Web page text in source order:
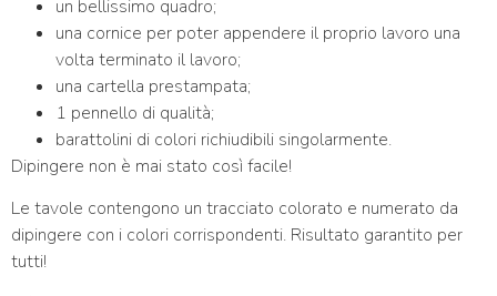
un bellissimo quadro;
una cornice per poter appendere il proprio lavoro una
volta terminato il lavoro;
una cartella prestampata;
1 pennello di qualità;
barattolini di colori richiudibili singolarmente.
Dipingere non è mai stato così facile!
Le tavole contengono un tracciato colorato e numerato da
dipingere con i colori corrispondenti. Risultato garantito per
tutti!